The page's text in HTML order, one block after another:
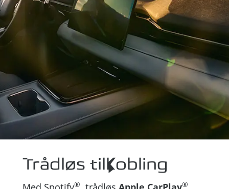
Trådløs tilkobling
Med Spotify® , trådløs Apple CarPlay®